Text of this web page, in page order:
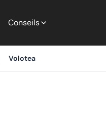
Conseils
Volotea